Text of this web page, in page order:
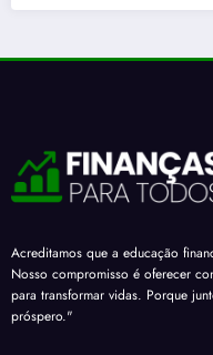
Acreditamos que a educação
Nosso compromisso é oferecer
para transformar vidas. Porque
próspero."